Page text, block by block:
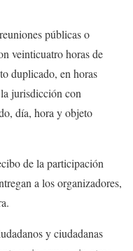
públicas o
veinticuatro horas de
duplicado, en horas
jurisdicción con
día, hora y objeto
de la participación
a los organizadores,
y ciudadanas